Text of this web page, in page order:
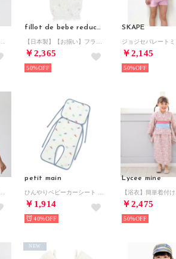
fillot de bebe reduction
￥2,365
50%
SKAPE
￥2,145
50%
petit main
￥1,914
40%
Lycee mine
￥2,475
50%
NEW